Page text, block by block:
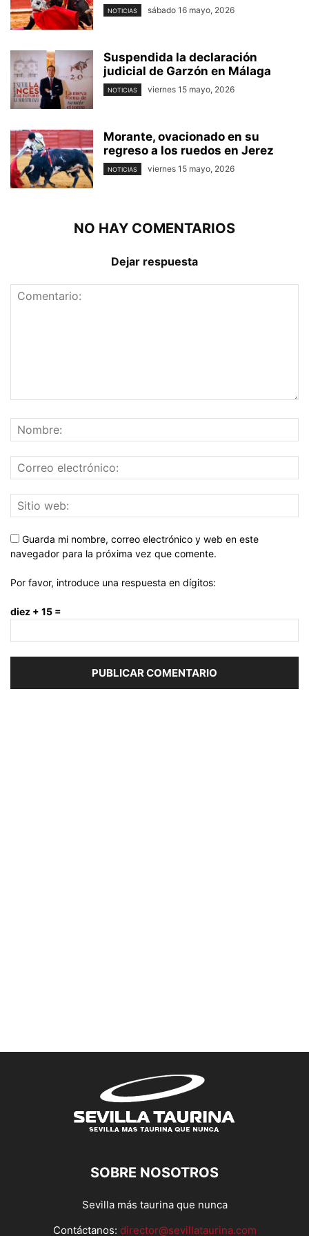
NOTICIAS sábado 16 mayo, 2026
Suspendida la declaración
judicial de Garzón en Málaga
NOTICIAS viernes 15 mayo, 2026
Morante, ovacionado en su
regreso a los ruedos en Jerez
NOTICIAS viernes 15 mayo, 2026
NO HAY COMENTARIOS
Dejar respuesta
Guarda mi nombre, correo electrónico y web en este
navegador para la próxima vez que comente.
Por favor, introduce una respuesta en dígitos:
diez + 15 =
SOBRE NOSOTROS
Sevilla más taurina que nunca
Contáctanos: director@sevillataurina.com